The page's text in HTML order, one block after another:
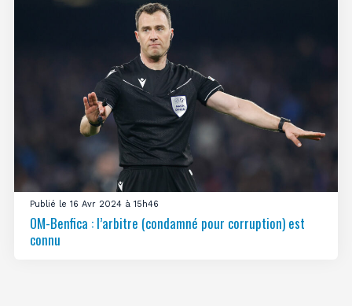
Publié le 16 Avr 2024 à 15h46
OM-Benfica : l’arbitre (condamné pour corruption) est
connu